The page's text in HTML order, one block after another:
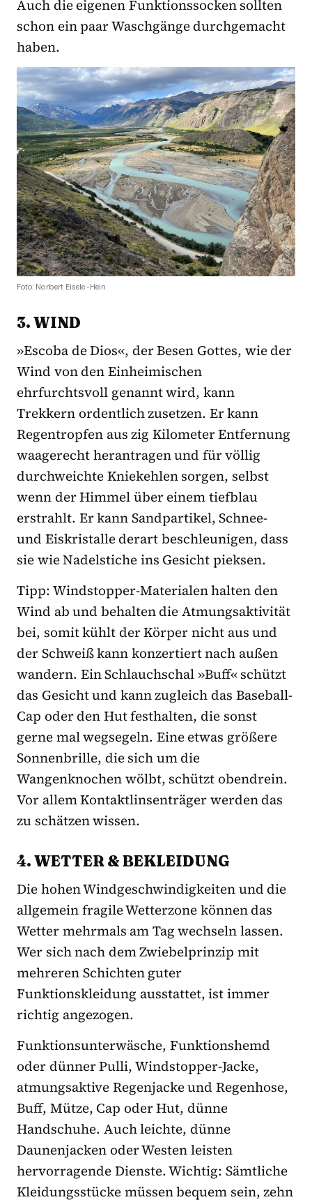
Auch die eigenen Funktionssocken sollten
schon ein paar Waschgänge durchgemacht
haben.
Foto: Norbert Eisele-Hein
3. WIND
»Escoba de Dios«, der Besen Gottes, wie der
Wind von den Einheimischen
ehrfurchtsvoll genannt wird, kann
Trekkern ordentlich zusetzen. Er kann
Regentropfen aus zig Kilometer Entfernung
waagerecht herantragen und für völlig
durchweichte Kniekehlen sorgen, selbst
wenn der Himmel über einem tiefblau
erstrahlt. Er kann Sandpartikel, Schnee-
und Eiskristalle derart beschleunigen, dass
sie wie Nadelstiche ins Gesicht pieksen.
Tipp: Windstopper-Materialen halten den
Wind ab und behalten die Atmungsaktivität
bei, somit kühlt der Körper nicht aus und
der Schweiß kann konzertiert nach außen
wandern. Ein Schlauchschal »Buff« schützt
das Gesicht und kann zugleich das Baseball-
Cap oder den Hut festhalten, die sonst
gerne mal wegsegeln. Eine etwas größere
Sonnenbrille, die sich um die
Wangenknochen wölbt, schützt obendrein.
Vor allem Kontaktlinsenträger werden das
zu schätzen wissen.
4. WETTER & BEKLEIDUNG
Die hohen Windgeschwindigkeiten und die
allgemein fragile Wetterzone können das
Wetter mehrmals am Tag wechseln lassen.
Wer sich nach dem Zwiebelprinzip mit
mehreren Schichten guter
Funktionskleidung ausstattet, ist immer
richtig angezogen.
Funktionsunterwäsche, Funktionshemd
oder dünner Pulli, Windstopper-Jacke,
atmungsaktive Regenjacke und Regenhose,
Buff, Mütze, Cap oder Hut, dünne
Handschuhe. Auch leichte, dünne
Daunenjacken oder Westen leisten
hervorragende Dienste. Wichtig: Sämtliche
Kleidungsstücke müssen bequem sein, zehn